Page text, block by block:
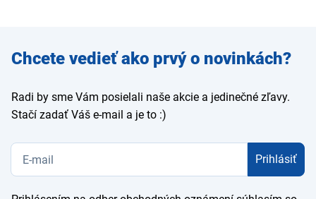
Zadajte
e-mail
Chcete vedieť ako prvý o novinkách?
Radi by sme Vám posielali naše akcie a jedinečné zľavy.
Stačí zadať Váš e-mail a je to :)
Prihlásiť